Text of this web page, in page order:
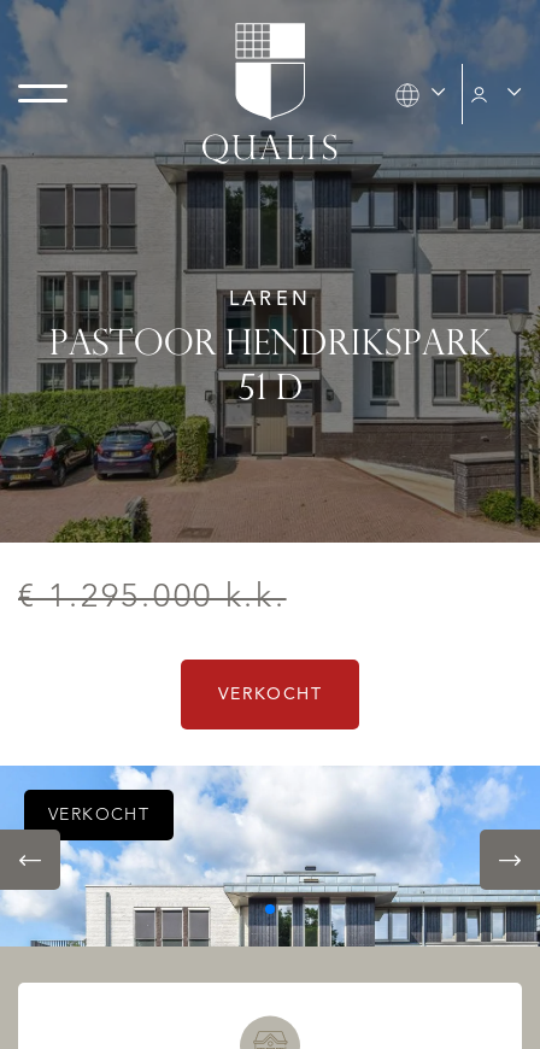
LAREN
PASTOOR HENDRIKSPARK
51 D
€ 1.295.000 k.k.
VERKOCHT
VERKOCHT